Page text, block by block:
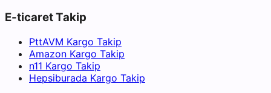
E-ticaret Takip
PttAVM Kargo Takip
Amazon Kargo Takip
n11 Kargo Takip
Hepsiburada Kargo Takip